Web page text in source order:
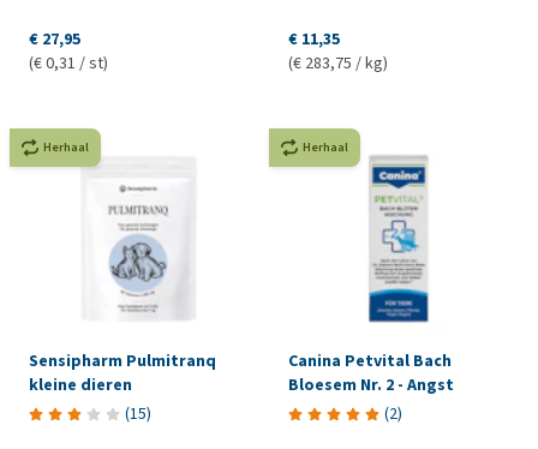
€ 27,95
(€ 0,31 / st)
€ 11,35
(€ 283,75 / kg)
Herhaal
Sensipharm Pulmitranq
kleine dieren
(15)
Herhaal
Canina Petvital Bach
Bloesem Nr. 2 - Angst
(2)